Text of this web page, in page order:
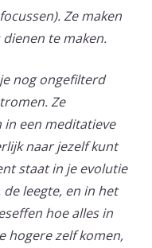
Ze maken
te maken.
nog ongefilterd
Ze
een meditatieve
naar jezelf kunt
staat in je evolutie
leegte, en in het
hoe alles in
hogere zelf komen,